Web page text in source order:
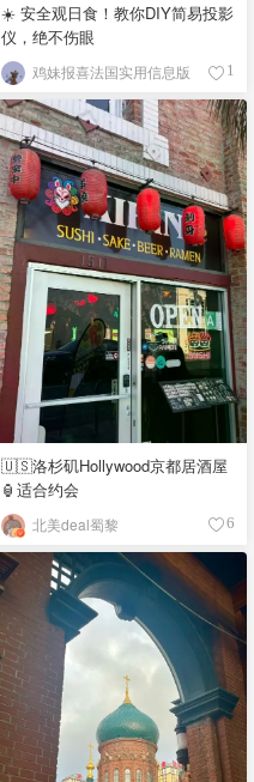
☀️ 安全观日食！教你DIY简易投影
仪，绝不伤眼
鸡妹报喜法国实用信息版 1
🇺🇸洛杉矶Hollywood京都居酒屋
🏮适合约会
北美deal蜀黎 6